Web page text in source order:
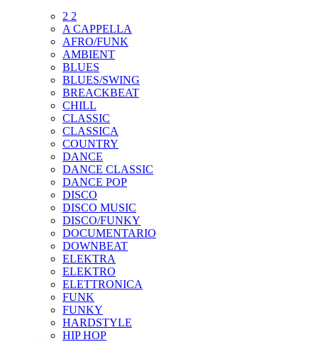
2 2
A CAPPELLA
AFRO/FUNK
AMBIENT
BLUES
BLUES/SWING
BREACKBEAT
CHILL
CLASSIC
CLASSICA
COUNTRY
DANCE
DANCE CLASSIC
DANCE POP
DISCO
DISCO MUSIC
DISCO/FUNKY
DOCUMENTARIO
DOWNBEAT
ELEKTRA
ELEKTRO
ELETTRONICA
FUNK
FUNKY
HARDSTYLE
HIP HOP